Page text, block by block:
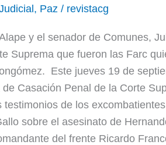
, Paz / revistacg
y el senador de Comunes,
Suprema que fueron las Farc
Este jueves 19 de
Casación Penal de la Corte
testimonios de los
sobre el asesinato de
del frente Ricardo